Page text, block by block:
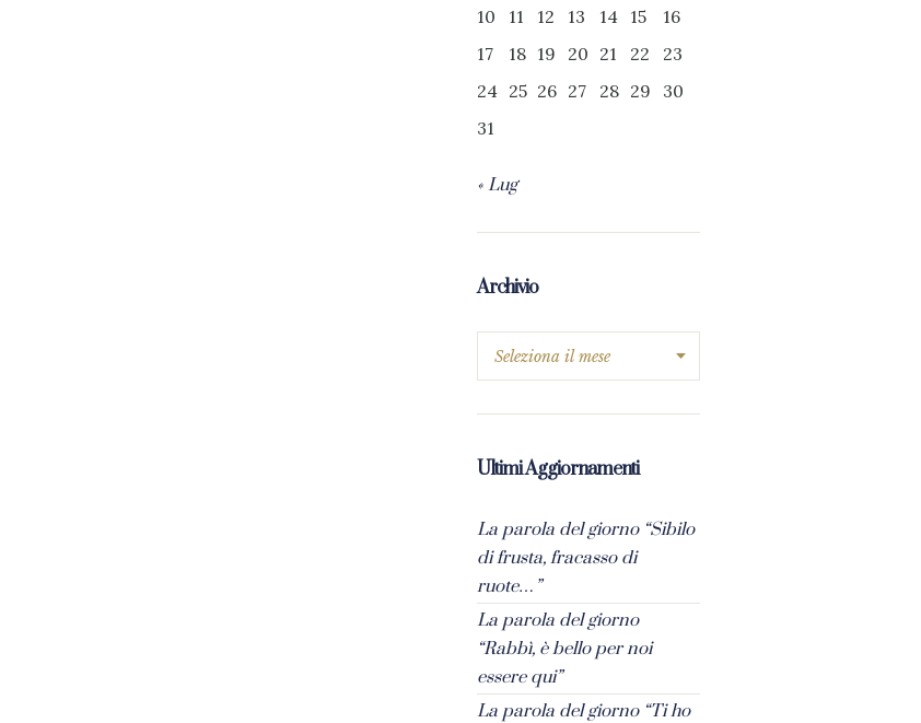
10
11 12 13 14 15
16
17
18 19 20 21 22
23
24 25 26 27 28 29
30
31
« Lug
Archivio
Ultimi Aggiornamenti
La parola del giorno “Sibilo
di frusta, fracasso di
ruote…”
La parola del giorno
“Rabbì, è bello per noi
essere qui”
La parola del giorno “Ti ho